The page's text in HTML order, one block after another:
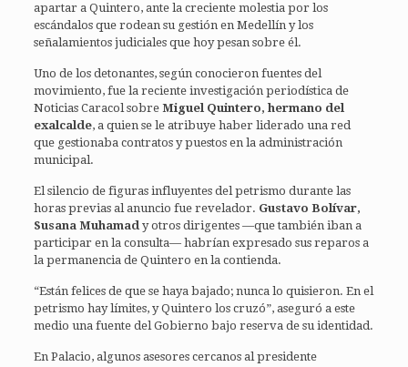
apartar a Quintero, ante la creciente molestia por los
escándalos que rodean su gestión en Medellín y los
señalamientos judiciales que hoy pesan sobre él.
Uno de los detonantes, según conocieron fuentes del
movimiento, fue la reciente investigación periodística de
Noticias Caracol sobreMiguel Quintero, hermano del
exalcalde, a quien se le atribuye haber liderado una red
que gestionaba contratos y puestos en la administración
municipal.
El silencio de figuras influyentes del petrismo durante las
horas previas al anuncio fue revelador. Gustavo Bolívar,
Susana Muhamad y otros dirigentes —que también iban a
participar en la consulta— habrían expresado sus reparos a
la permanencia de Quintero en la contienda.
“Están felices de que se haya bajado; nunca lo quisieron. En el
petrismo hay límites, y Quintero los cruzó”, aseguró a este
medio una fuente del Gobierno bajo reserva de su identidad.
En Palacio, algunos asesores cercanos al presidente